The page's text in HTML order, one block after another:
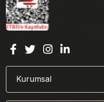
Kurumsal